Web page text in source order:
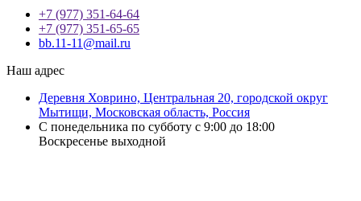
+7 (977) 351-64-64
+7 (977) 351-65-65
bb.11-11@mail.ru
Наш адрес
Деревня Ховрино, Центральная 20, городской округ
Мытищи, Московская область, Россия
С понедельника по субботу с 9:00 до 18:00
Воскресенье выходной